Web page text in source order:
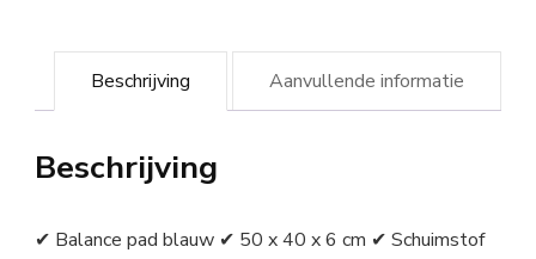
Beschrijving Aanvullende informatie
Beschrijving
✔ Balance pad blauw ✔ 50 x 40 x 6 cm ✔ Schuimstof